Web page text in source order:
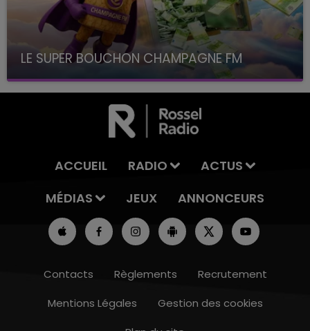
LE SUPER BOUCHON CHAMPAGNE FM
avec La Famille Champagne FM, à 8H10
ACCUEIL RADIO
ACTUS
MÉDIAS
JEUX ANNONCEURS
Contacts Règlements
Recrutement
Mentions Légales
Gestion des cookies